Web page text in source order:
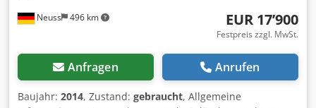
Neuss 496 km EUR 17’900
Festpreis zzgl. MwSt.
Anfragen Anrufen
Baujahr: 2014, Zustand: gebraucht, Allgemeine